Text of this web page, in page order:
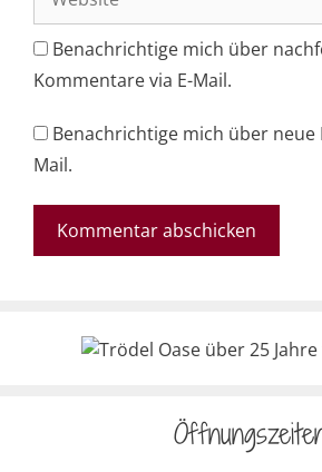
Benachrichtige mich über
Kommentare via E-Mail.
Benachrichtige mich über neue
Mail.